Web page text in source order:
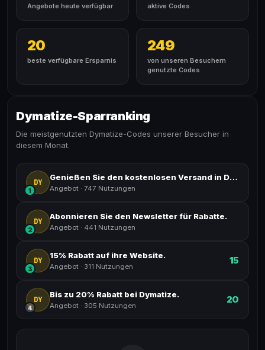
Angebote heute verfügbar aktive Codes
20
beste verfügbare Ersparnis
249
von unseren Besuchern
genutzte Codes
Dymatize-Sparranking
Die meistgenutzten Dymatize-Codes unserer Besucher in
diesem Monat.
DY
1
Genießen Sie den kostenlosen Versand in Deutschland.
Angebot · 747 Nutzungen
DY
2
Abonnieren Sie den Newsletter für Rabatte.
Angebot · 441 Nutzungen
DY
3
15% Rabatt auf ihre Website.
Angebot · 311 Nutzungen
15
DY
4
Bis zu 20% Rabatt bei Dymatize.
Angebot · 305 Nutzungen
20